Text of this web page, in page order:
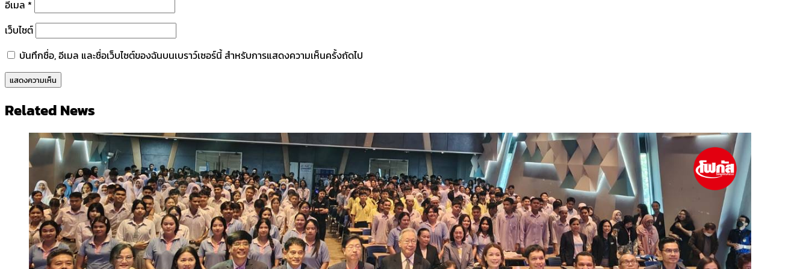
อีเมล *
เว็บไซต์
บันทึกชื่อ, อีเมล และชื่อเว็บไซต์ของฉันบนเบราว์เซอร์นี้ สำหรับการแสดงความเห็นครั้งถัดไป
Related News